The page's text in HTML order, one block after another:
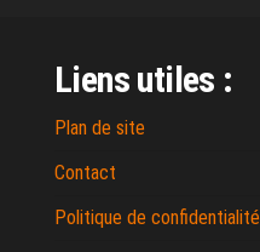
Liens utiles :
Plan de site
Contact
Politique de confidentialité